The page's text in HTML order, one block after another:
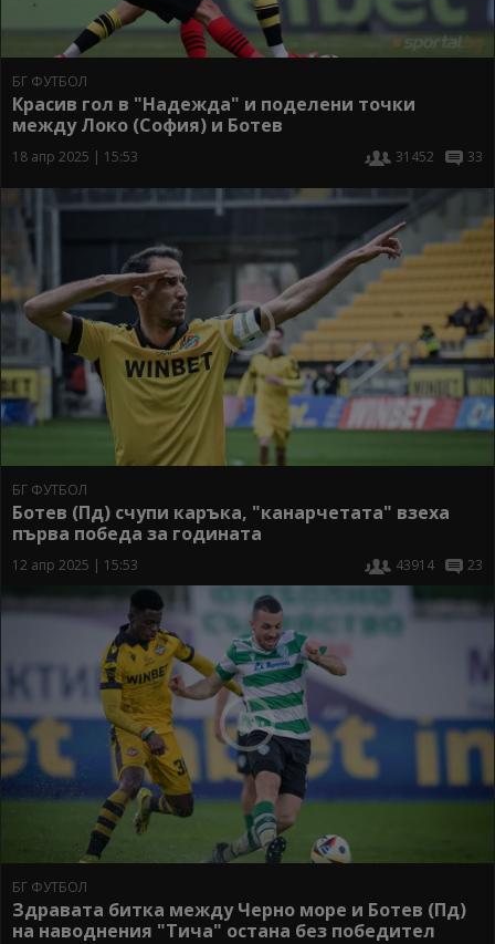
БГ ФУТБОЛ
Красив гол в "Надежда" и поделени точки
между Локо (София) и Ботев
18 апр 2025 | 15:53 31452 33
БГ ФУТБОЛ
Ботев (Пд) счупи каръка, "канарчетата" взеха
първа победа за годината
12 апр 2025 | 15:53 43914 23
БГ ФУТБОЛ
Здравата битка между Черно море и Ботев (Пд)
на наводнения "Тича" остана без победител